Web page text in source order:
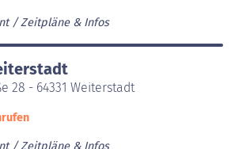
Zeitpläne & Infos
28 - 64331 Weiterstadt
Zeitpläne & Infos